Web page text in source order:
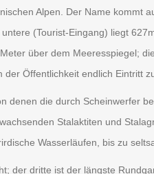
Alpen. Der Name kommt
(Tourist-Eingang) liegt
über dem Meeresspiegel;
Öffentlichkeit endlich Eintritt
denen die durch Scheinwerfer
Stalaktiten und
Wasserläufen, bis zu
der dritte ist der längste